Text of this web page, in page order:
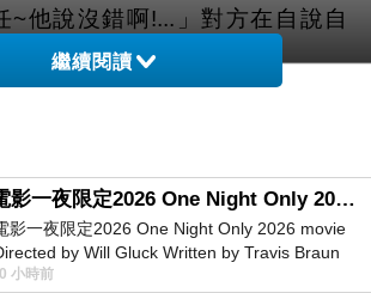
~他說沒錯啊!... 」對方在自說自
位自稱是戶政主管聽的
用手機撥打”165防詐專線”告訴他
好了!”此時市話裡對方可能也察
掛斷電話。
中，每個人的”雙證件”會經常使
繼續閱讀
電影一夜限定2026 One Night Only 2026 movie
影一夜限定2026 One Night Only 2026 movie
by Will Gluck Written by Travis Braun
Monica Barbaro
小時前